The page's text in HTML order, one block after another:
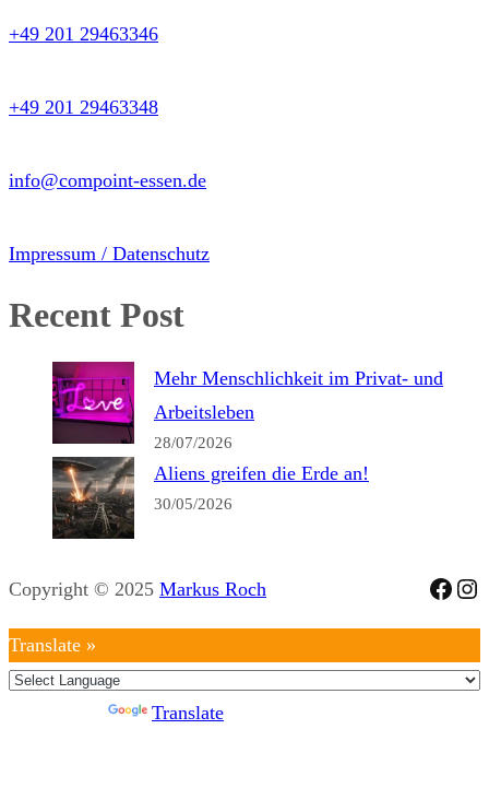
+49 201 29463346
+49 201 29463348
info@compoint-essen.de
Impressum / Datenschutz
Recent Post
Mehr Menschlichkeit im Privat- und
Arbeitsleben
28/07/2026
Aliens greifen die Erde an!
30/05/2026
Copyright © 2025 Markus Roch
Translate »
Translate